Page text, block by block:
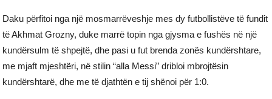
Daku përfitoi nga një mosmarrëveshje mes dy futbollistëve të fundit
të Akhmat Grozny, duke marrë topin nga gjysma e fushës në një
kundërsulm të shpejtë, dhe pasi u fut brenda zonës kundërshtare,
me mjaft mjeshtëri, në stilin “alla Messi” dribloi mbrojtësin
kundërshtarë, dhe me të djathtën e tij shënoi për 1:0.